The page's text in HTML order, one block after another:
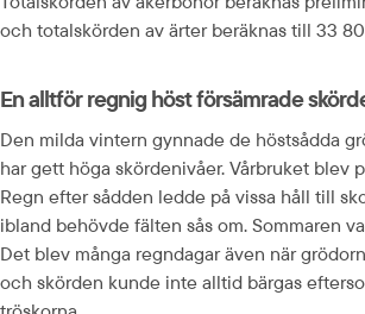
och totalskörden av ärter beräknas till 33
En alltför regnig höst försämrade
Den milda vintern gynnade de höstsådda
har gett höga skördenivåer. Vårbruket blev
Regn efter sådden ledde på vissa håll till
ibland behövde fälten sås om. Sommaren
Det blev många regndagar även när
och skörden kunde inte alltid bärgas